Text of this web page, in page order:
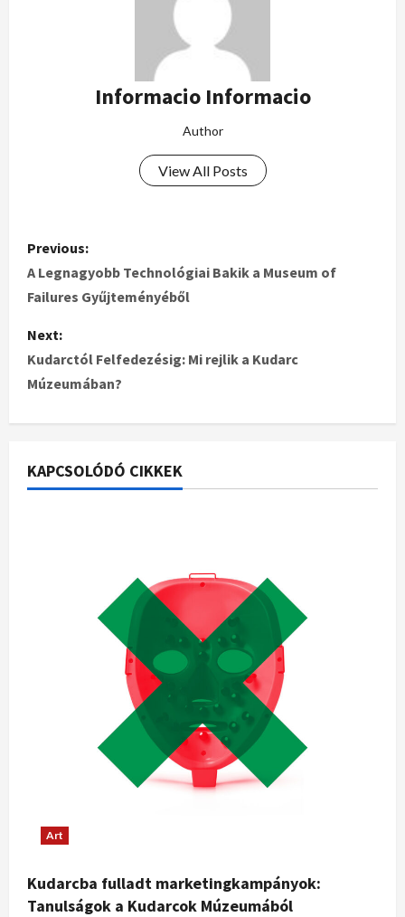
Informacio Informacio
Author
View All Posts
Previous:
A Legnagyobb Technológiai Bakik a Museum of
Failures Gyűjteményéből
Next:
Kudarctól Felfedezésig: Mi rejlik a Kudarc
Múzeumában?
KAPCSOLÓDÓ CIKKEK
Art
Kudarcba fulladt marketingkampányok:
Tanulságok a Kudarcok Múzeumából